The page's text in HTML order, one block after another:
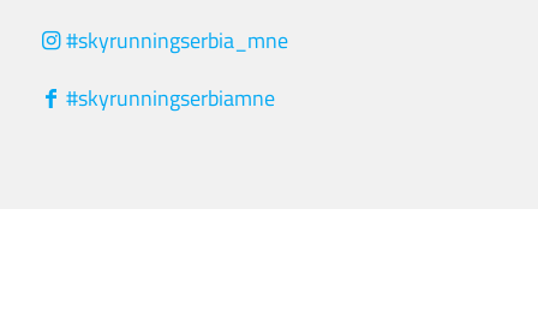
#skyrunningserbia_mne
#skyrunningserbiamne